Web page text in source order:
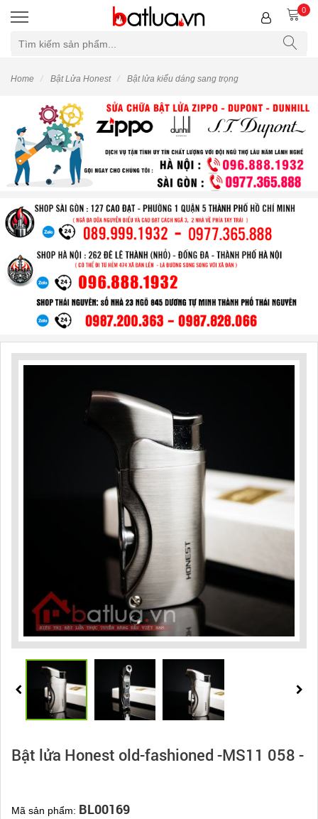
0
Home Bật Lửa Honest Bật lửa kiểu dáng sang trọng
Bật lửa Honest old-fashioned -MS11 058 -
Mã sản phẩm: BL00169